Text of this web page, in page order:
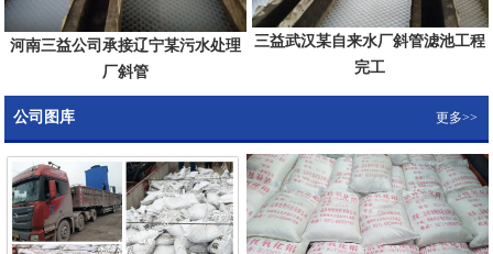
河南三益公司承接辽宁某污水处理
厂斜管
三益武汉某自来水厂斜管滤池工程
完工
公司图库 更多>>